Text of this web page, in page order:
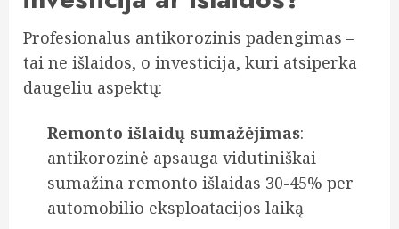
Profesionalus antikorozinis padengimas –
tai ne išlaidos, o investicija, kuri atsiperka
daugeliu aspektų:
Remonto išlaidų sumažėjimas:
antikorozinė apsauga vidutiniškai
sumažina remonto išlaidas 30-45% per
automobilio eksploatacijos laiką